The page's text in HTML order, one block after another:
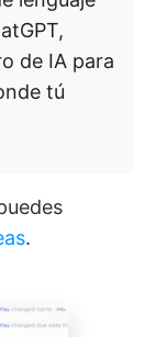
de IA para
tú
.